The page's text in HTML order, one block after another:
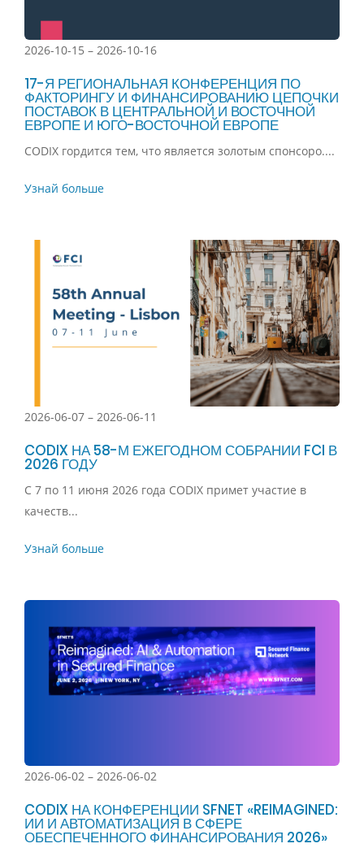
2026-10-15 – 2026-10-16
17-Я РЕГИОНАЛЬНАЯ КОНФЕРЕНЦИЯ ПО
ФАКТОРИНГУ И ФИНАНСИРОВАНИЮ ЦЕПОЧКИ
ПОСТАВОК В ЦЕНТРАЛЬНОЙ И ВОСТОЧНОЙ
ЕВРОПЕ И ЮГО-ВОСТОЧНОЙ ЕВРОПЕ
CODIX гордится тем, что является золотым спонсоро....
Узнай больше
2026-06-07 – 2026-06-11
CODIX НА 58-М ЕЖЕГОДНОМ СОБРАНИИ FCI В
2026 ГОДУ
С 7 по 11 июня 2026 года CODIX примет участие в
качеств...
Узнай больше
2026-06-02 – 2026-06-02
CODIX НА КОНФЕРЕНЦИИ SFNET «REIMAGINED:
ИИ И АВТОМАТИЗАЦИЯ В СФЕРЕ
ОБЕСПЕЧЕННОГО ФИНАНСИРОВАНИЯ 2026»